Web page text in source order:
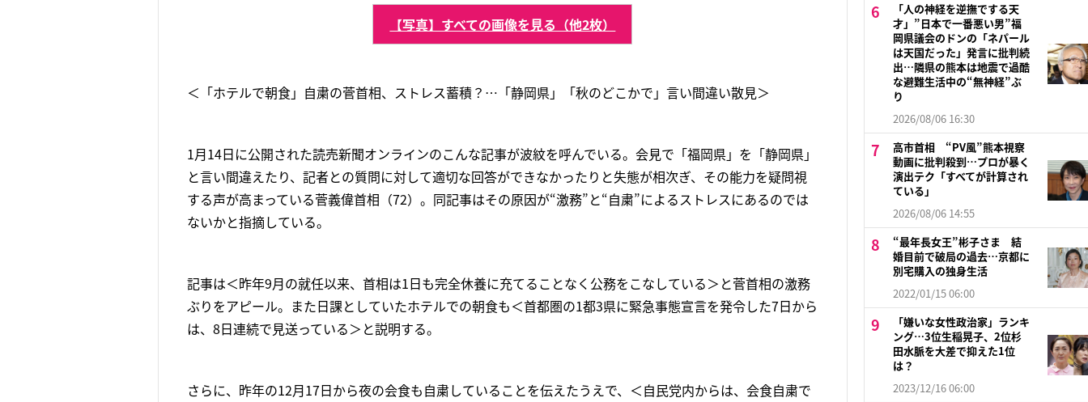
【写真】すべての画像を見る（他2枚）
＜「ホテルで朝食」自粛の菅首相、ストレス蓄積？…「静岡県」「秋のどこかで」言い間違い散見＞
1月14日に公開された読売新聞オンラインのこんな記事が波紋を呼んでいる。会見で「福岡県」を「静岡県」
と言い間違えたり、記者との質問に対して適切な回答ができなかったりと失態が相次ぎ、その能力を疑問視
する声が高まっている菅義偉首相（72）。同記事はその原因が“激務”と“自粛”によるストレスにあるのでは
ないかと指摘している。
記事は＜昨年9月の就任以来、首相は1日も完全休養に充てることなく公務をこなしている＞と菅首相の激務
ぶりをアピール。また日課としていたホテルでの朝食も＜首都圏の1都3県に緊急事態宣言を発令した7日から
は、8日連続で見送っている＞と説明する。
さらに、昨年の12月17日から夜の会食も自粛していることを伝えたうえで、＜自民党内からは、会食自粛で
「人の神経を逆撫でする天
才」”日本で一番悪い男”福
岡県議会のドンの「ネパール
は天国だった」発言に批判続
出…隣県の熊本は地震で過酷
な避難生活中の“無神経”ぶ
り
2026/08/06 16:30
高市首相 “PV風”熊本視察
動画に批判殺到…プロが暴く
演出テク「すべてが計算され
ている」
2026/08/06 14:55
“最年長女王”彬子さま 結
婚目前で破局の過去…京都に
別宅購入の独身生活
2022/01/15 06:00
「嫌いな女性政治家」ランキ
ング…3位生稲晃子、2位杉
田水脈を大差で抑えた1位
は？
2023/12/16 06:00